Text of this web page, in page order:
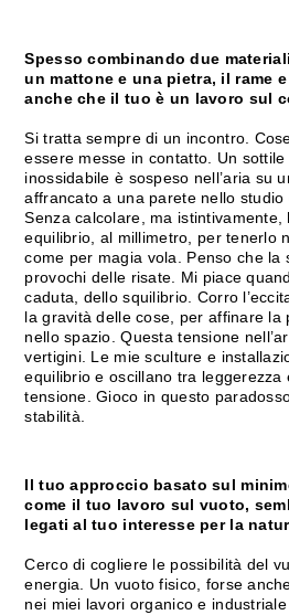
Spesso combinando due
un mattone e una pietra, il rame
anche che il tuo è un lavoro sul
Si tratta sempre di un incontro.
essere messe in contatto. Un
inossidabile è sospeso nell’aria su
affrancato a una parete nello studio
Senza calcolare, ma
equilibrio, al millimetro, per tenerlo
come per magia vola. Penso che la
provochi delle risate. Mi piace
caduta, dello squilibrio. Corro
la gravità delle cose, per affinare la
nello spazio. Questa tensione
vertigini. Le mie sculture e
equilibrio e oscillano tra leggerezza
tensione. Gioco in questo
stabilità.
Il tuo approccio basato sul
come il tuo lavoro sul vuoto,
legati al tuo interesse per la
Cerco di cogliere le possibilità del
energia. Un vuoto fisico, forse
nei miei lavori organico e